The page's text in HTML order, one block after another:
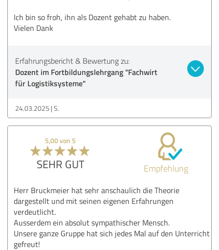
Ich bin so froh, ihn als Dozent gehabt zu haben.
Vielen Dank
Erfahrungsbericht & Bewertung zu:
Dozent im Fortbildungslehrgang "Fachwirt
für Logistiksysteme"
24.03.2025 S.
5,00 von 5
SEHR GUT Empfehlung
Herr Bruckmeier hat sehr anschaulich die Theorie
dargestellt und mit seinen eigenen Erfahrungen
verdeutlicht.
Ausserdem ein absolut sympathischer Mensch.
Unsere ganze Gruppe hat sich jedes Mal auf den Unterricht
gefreut!